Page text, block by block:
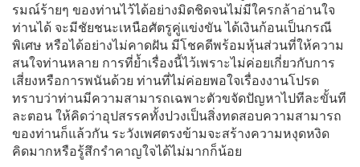
รมณ์ร้ายๆ ของท่านไว้ได้อย่างมิดชิดจนไม่มีใครกล้าอ่านใจ
ท่านได้ จะมีชัยชนะเหนือศัตรูคู่แข่งขัน ได้เงินก้อนเป็นกรณี
พิเศษ หรือได้อย่างไม่คาดฝัน มีโชคดีพร้อมหุ้นส่วนที่ให้ความ
สนใจท่านหลาย การที่ย้ำเรื่องนี้ไว้เพราะไม่ค่อยเกี่ยวกับการ
เสี่ยงหรือการพนันด้วย ท่านที่ไม่ค่อยพอใจเรื่องงานโปรด
ทราบว่าท่านมีความสามารถเฉพาะตัวขจัดปัญหาไปทีละขั้นที
ละตอน ให้คิดว่าอุปสรรคทั้งปวงเป็นสิ่งทดสอบความสามารถ
ของท่านก็แล้วกัน ระวังเพศตรงข้ามจะสร้างความหงุดหงิด
คิดมากหรือรู้สึกรำคาญใจได้ไม่มากก็น้อย